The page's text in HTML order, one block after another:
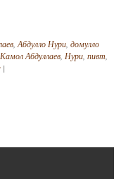
,Абдулло Нури, домулло
Камол Абдуллаев, Нури, пивт,
|